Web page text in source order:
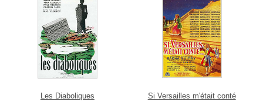
Les Diaboliques
Si Versailles m'était conté